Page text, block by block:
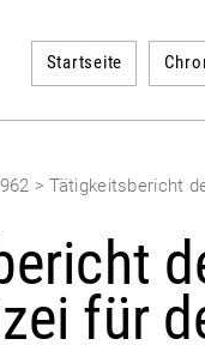
Startseite
> Tätigkeitsbericht
für